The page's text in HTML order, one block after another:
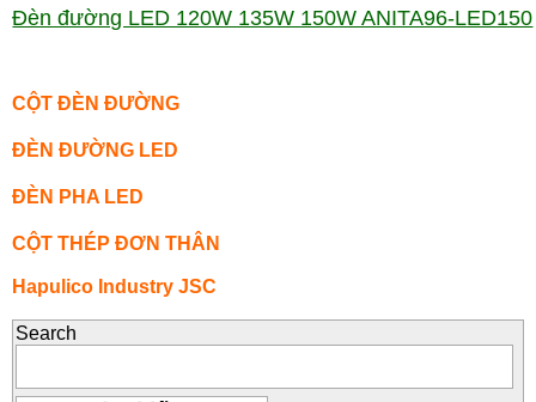
Đèn đường LED 120W 135W 150W ANITA96-LED150
CỘT ĐÈN ĐƯỜNG
ĐÈN ĐƯỜNG LED
ĐÈN PHA LED
CỘT THÉP ĐƠN THÂN
Hapulico Industry JSC
Search